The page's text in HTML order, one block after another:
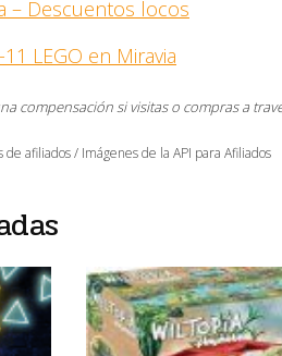
– Descuentos locos
LEGO en Miravia
compensación si visitas o compras a
afiliados / Imágenes de la API para Afiliados